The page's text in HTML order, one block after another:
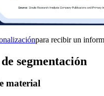
para recibir un
segmentación
material